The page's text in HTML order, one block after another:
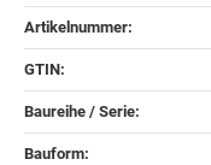
Artikelnummer:
GTIN:
Baureihe / Serie‍:
Bauform‍: